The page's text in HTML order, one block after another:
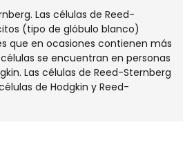
Las células de Reed-
(tipo de glóbulo blanco)
que en ocasiones contienen más
se encuentran en personas
Las células de Reed-Sternberg
de Hodgkin y Reed-